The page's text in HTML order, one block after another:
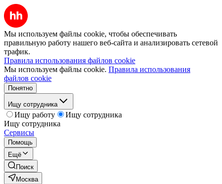
Мы используем файлы cookie, чтобы обеспечивать
правильную работу нашего веб-сайта и анализировать сетевой
трафик.
Правила использования файлов cookie
Мы используем файлы cookie. Правила использования
файлов cookie
Понятно
Ищу сотрудника
Ищу работу
Ищу сотрудника
Ищу сотрудника
Сервисы
Помощь
Ещё
Поиск
Москва